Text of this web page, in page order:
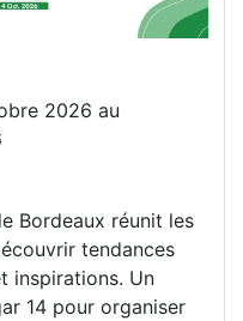
2026 au
Bordeaux réunit les
tendances
inspirations. Un
14 pour organiser